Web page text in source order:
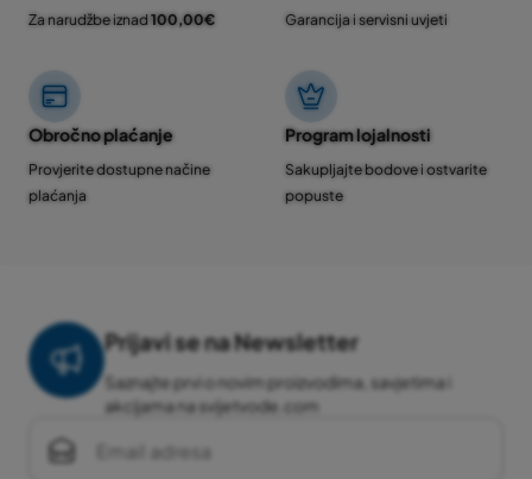
Za narudžbe iznad 100,00€ Garancija i servisni uvjeti
Obročno plaćanje
Provjerite dostupne načine
plaćanja
Program lojalnosti
Sakupljajte bodove i ostvarite
popuste
Prijavi se na Newsletter
Saznajte prvi o novim proizvodima, savjetima i
akcijama na svijetvode.com